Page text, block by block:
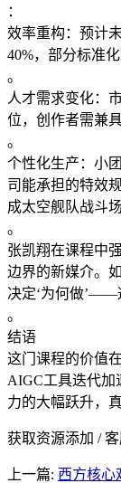
：
效率重构​​：预计
40%，部分标准
。
人才需求变化​​：
位，创作者需兼
。
个性化生产​​：小
司能承担的特效
成太空舰队战斗
。
张凯翔在课程中
边界的新媒介​​。
决定‘为何做’——
。
结语
这门课程的价值
AIGC工具迭代加
力的大幅跃升，
获取资源添加 /
上一篇: 西方核心